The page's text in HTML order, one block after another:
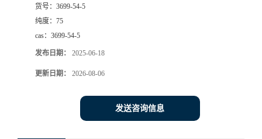
货号： 3699-54-5
纯度： 75
cas： 3699-54-5
发布日期： 2025-06-18
更新日期： 2026-08-06
发送咨询信息